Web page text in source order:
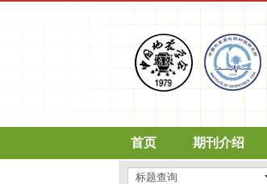
首页 期刊介绍